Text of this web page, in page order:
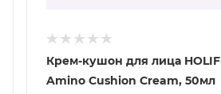
Крем-кушон для лица
Amino Cushion Cream, 50мл